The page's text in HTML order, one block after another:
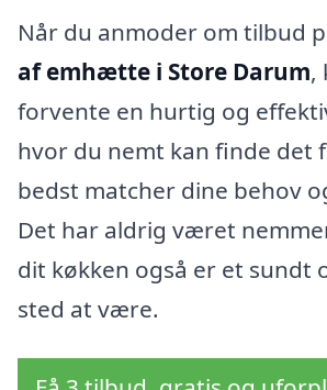
Når du anmoder om tilbud
af emhætte i Store Darum,
forvente en hurtig og
hvor du nemt kan finde det
bedst matcher dine behov
Det har aldrig været
dit køkken også er et sundt
sted at være.